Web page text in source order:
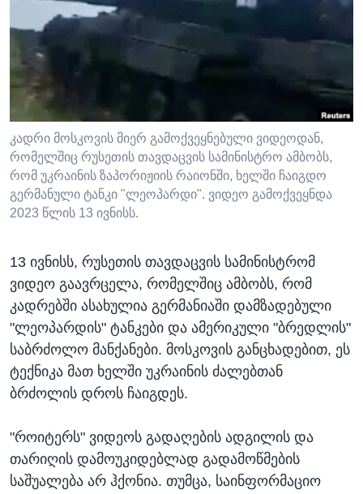
ᲡᲢᲣᲓᲘᲐ ᲕᲐᲨᲘᲜᲒᲢᲝᲜᲘ
ᲔᲙᲝᲜᲝᲛᲘᲙᲐ
ᲯᲐᲜᲛᲠᲗᲔᲚᲝᲑᲐ
ᲘᲜᲢᲔᲠᲕᲘᲣ
ᲙᲣᲚᲢᲣᲠᲐ
ᲒᲐᲚᲘᲚᲔᲝ
ᲓᲔᲖᲘᲜᲤᲝᲠᲛᲐᲪᲘᲐ
Learning English
ᲗᲕᲐᲚᲘ ᲒᲕᲐᲓᲔᲕᲜᲔᲗ
ენები
კადრი მოსკოვის მიერ გამოქვეყნებული ვიდეოდან,
რომელშიც რუსეთის თავდაცვის სამინისტრო ამბობს,
რომ უკრაინის ზაპორიჟიის რაიონში, ხელში ჩაიგდო
გერმანული ტანკი "ლეოპარდი". ვიდეო გამოქვეყნდა
2023 წლის 13 ივნისს.
13 ივნისს, რუსეთის თავდაცვის სამინისტრომ
ვიდეო გაავრცელა, რომელშიც ამბობს, რომ
კადრებში ასახულია გერმანიაში დამზადებული
"ლეოპარდის" ტანკები და ამერიკული "ბრედლის"
საბრძოლო მანქანები. მოსკოვის განცხადებით, ეს
ტექნიკა მათ ხელში უკრაინის ძალებთან
ბრძოლის დროს ჩაიგდეს.
"როიტერს" ვიდეოს გადაღების ადგილის და
თარიღის დამოუკიდებლად გადამოწმების
საშუალება არ ჰქონია. თუმცა, საინფორმაციო